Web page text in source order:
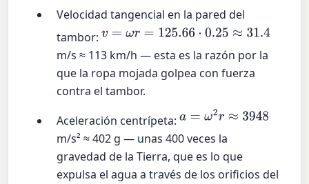
Velocidad tangencial en la pared del
tambor:v=ω r=125.66⋅0.25≈ 31.4
m/s ≈ 113 km/h — esta es la razón por la
que la ropa mojada golpea con fuerza
contra el tambor.
Aceleración centrípeta:a=ω 2r≈3948
m/s² ≈ 402 g — unas 400 veces la
gravedad de la Tierra, que es lo que
expulsa el agua a través de los orificios del